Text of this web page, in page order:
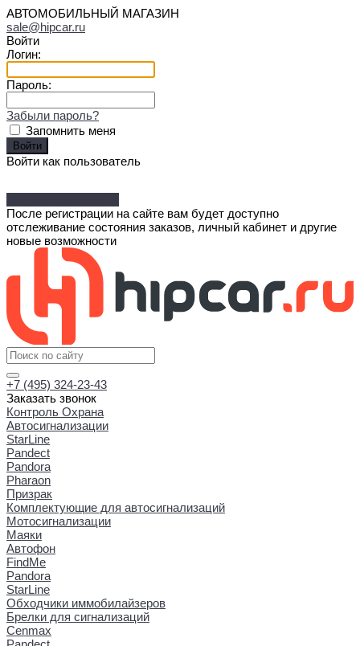
АВТОМОБИЛЬНЫЙ МАГАЗИН
sale@hipcar.ru
Войти
Логин:
Пароль:
Забыли пароль?
Запомнить меня
Войти как пользователь
После регистрации на сайте вам будет доступно
отслеживание состояния заказов, личный кабинет и другие
новые возможности
+7 (495) 324-23-43
Заказать звонок
Контроль Охрана
Автосигнализации
StarLine
Pandect
Pandora
Pharaon
Призрак
Комплектующие для автосигнализаций
Мотосигнализации
Маяки
Автофон
FindMe
Pandora
StarLine
Обходчики иммобилайзеров
Брелки для сигнализаций
Cenmax